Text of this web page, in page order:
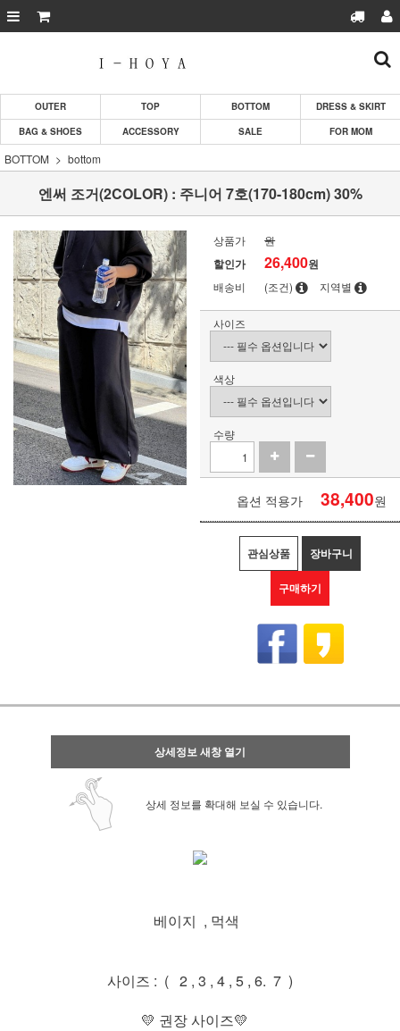
OUTER TOP BOTTOM
DRESS & SKIRT
BAG & SHOES
ACCESSORY SALE FOR MOM
BOTTOM bottom
엔써 조거(2COLOR) : 주니어 7호(170-180cm) 30%
상품가 원
할인가 26,400원
배송비 (조건) 지역별
사이즈
색상
수량
옵션 적용가 38,400원
관심상품 장바구니
구매하기
상세정보 새창 열기
상세 정보를 확대해 보실 수 있습니다.
베이지 , 먹색
사이즈 : ( 2 , 3 , 4 , 5 , 6. 7 )
💛 권장 사이즈💛